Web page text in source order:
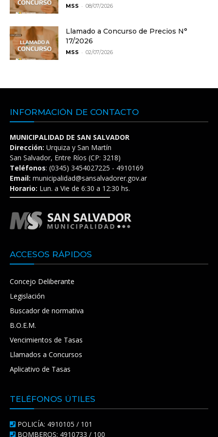
MSS - 08/07/2026
Llamado a Concurso de Precios N°
17/2026
MSS - 02/07/2026
INFORMACIÓN DE CONTACTO
MUNICIPALIDAD DE SAN SALVADOR
Dirección: Urquiza y San Martín
San Salvador, Entre Ríos (CP: 3218)
Teléfonos: (0345) 3454027225 - 4910169
Email: municipalidad@sansalvadorer.gov.ar
Horario: Lun. a Vie de 6:30 a 12:30 hs.
ACCESOS RÁPIDOS
Concejo Deliberante
Legislación
Buscador de normativa
B.O.E.M.
Vencimientos de Tasas
Llamados a Concursos
Aplicativo de Tasas
TELÉFONOS ÚTILES
POLICÍA: 4910105 / 101
BOMBEROS: 4910733 / 100